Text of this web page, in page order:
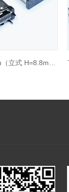
Type-C 24Pin（立式 H=8.8mm）